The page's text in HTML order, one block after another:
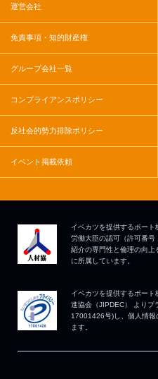
運営会社
免責事項・知的財産権
グループ会社一覧
コンプライアンスポリシー
反社会的勢力排除ポリシー
イベント掲載依頼